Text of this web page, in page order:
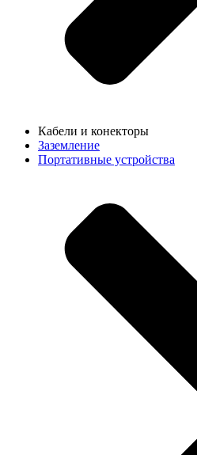
Кабели и конекторы
Заземление
Портативные устройства